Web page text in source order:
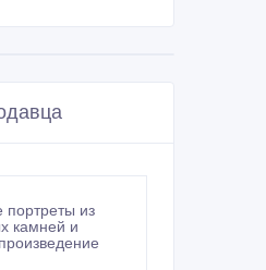
портреты из
камней и